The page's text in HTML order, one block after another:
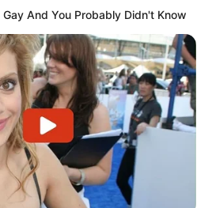
formou muitos músicos
pessoas em Paraguaçu Paulista
de Paraguaçu Paulista, Priscila
da Covid-19, nesta
paraguaçuense, sendo
musical, a cidade recebeu
de Priscila.
faleceu no Hospital Santa Casa de
And You Probably Didn't Know